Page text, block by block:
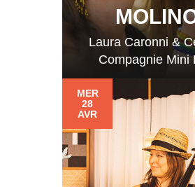
Laura Caronni &
Compagnie Mini
MER
28
AVR